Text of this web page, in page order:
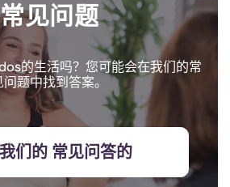
常见问题
的生活吗？您可能会在我们的常
问题中找到答案。
们的 常见问答的